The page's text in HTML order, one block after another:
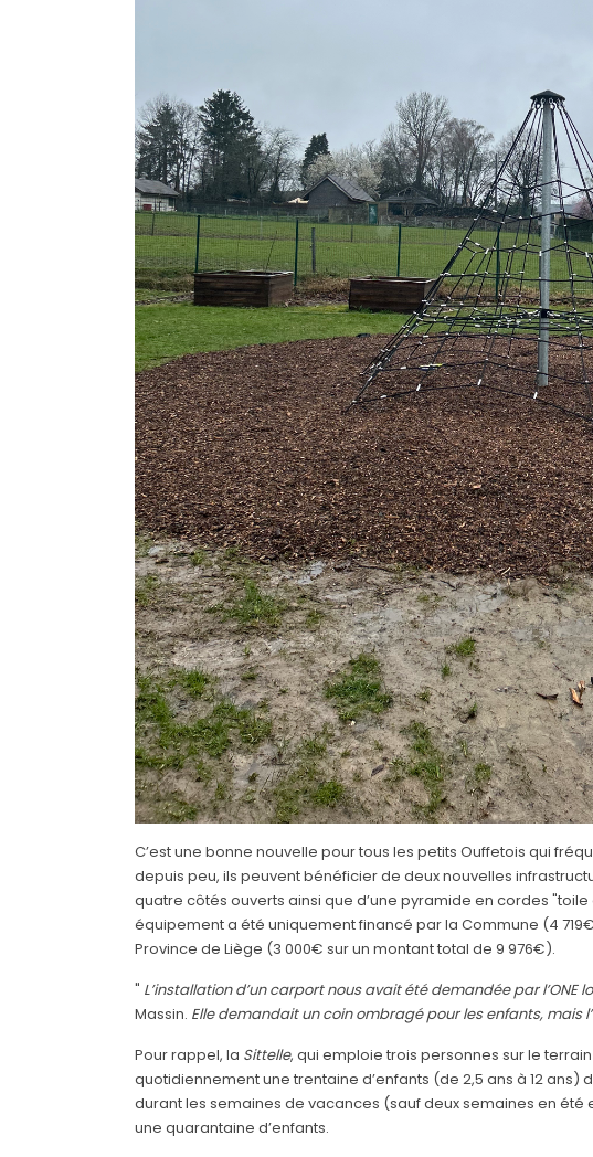
C’est une bonne nouvelle pour tous les petits Ouffetois qui
depuis peu, ils peuvent bénéficier de deux nouvelles
quatre côtés ouverts ainsi que d’une pyramide en cordes
équipement a été uniquement financé par la Commune (4
Province de Liège (3 000€ sur un montant total de 9 976€).
" L’installation d’un carport nous avait été demandée par l’ONE
Massin. Elle demandait un coin ombragé pour les enfants, mais
Pour rappel, la Sittelle, qui emploie trois personnes sur le
quotidiennement une trentaine d’enfants (de 2,5 ans à 12
durant les semaines de vacances (sauf deux semaines en
une quarantaine d’enfants.